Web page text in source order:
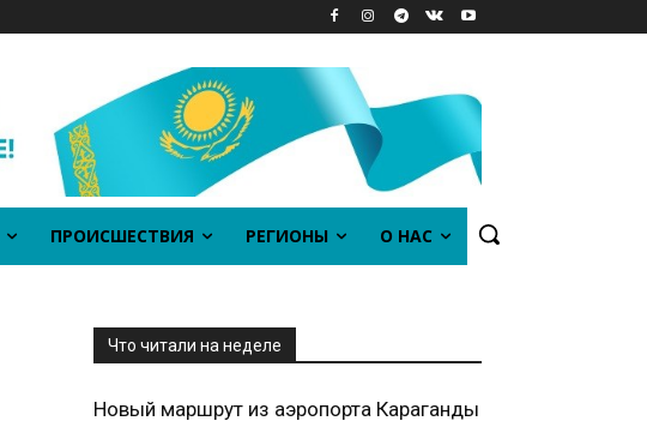
ПРОИСШЕСТВИЯ РЕГИОНЫ О НАС
Что читали на неделе
Новый маршрут из аэропорта Караганды